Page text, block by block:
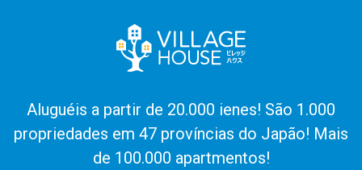
Aluguéis a partir de 20.000 ienes! São 1.000
propriedades em 47 províncias do Japão! Mais
de 100.000 apartmentos!